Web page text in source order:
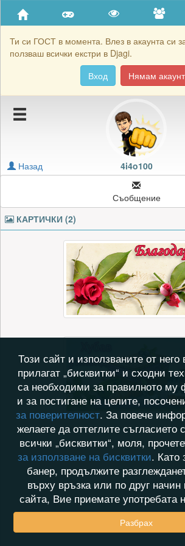
Ти си ГОСТ в момента. Влез в акаунта си
ползваш всички екстри в Djagi.
Вход
Нямам акаунт
Приятели
Хронология на игри
Подаръците на 4i4o100
Блокирай 4i4o100 4i4o100
Назад
Съобщение
КАРТИЧКИ (2)
Този сайт и използваните от
прилагат „бисквитки“ и сходни
са необходими за правилното му
и за постигане на целите,
за поверителност. За повече
желаете да оттеглите съгласието
всички „бисквитки“, моля,
за използване на бисквитки. Като
банер, продължите
върху връзка или по друг начин
сайта, Вие приемате употребата
Разбрах